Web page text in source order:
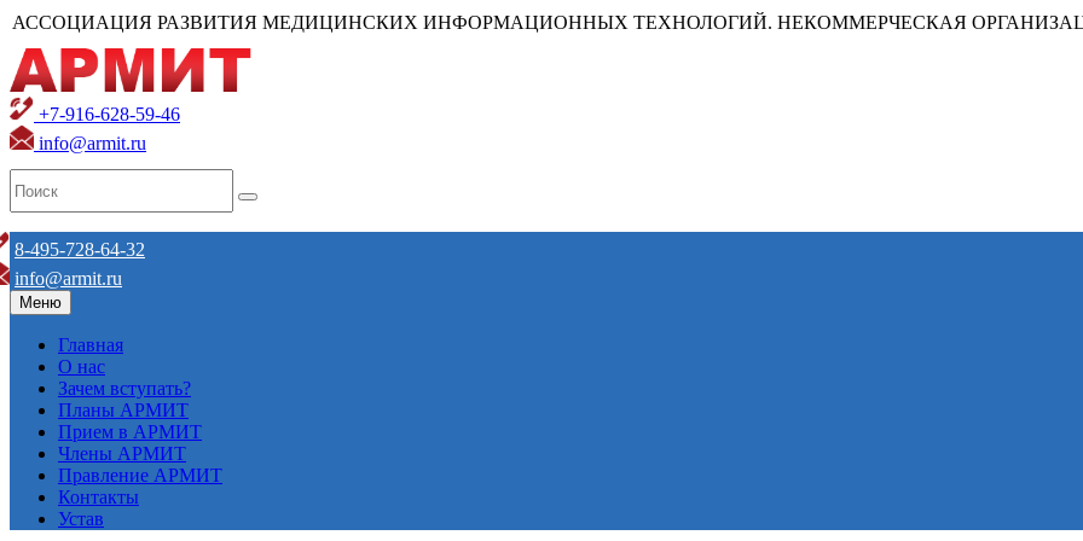
АССОЦИАЦИЯ РАЗВИТИЯ МЕДИЦИНСКИХ ИНФОРМАЦИОННЫХ ТЕХНОЛОГИЙ. НЕКОММЕРЧЕСКАЯ
+7-916-628-59-46
info@armit.ru
8-495-728-64-32
info@armit.ru
Меню
Главная
О нас
Зачем вступать?
Планы АРМИТ
Прием в АРМИТ
Члены АРМИТ
Правление АРМИТ
Контакты
Устав